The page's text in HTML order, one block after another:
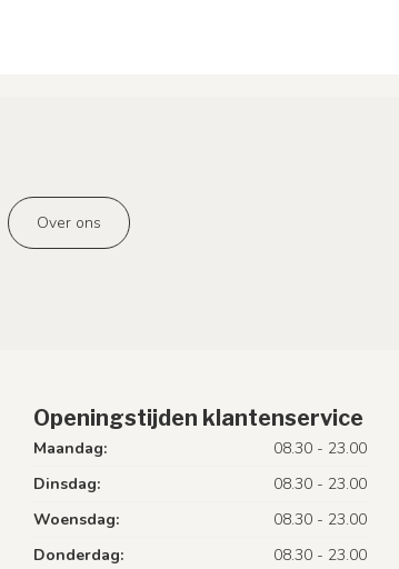
Over ons
Openingstijden klantenservice
Maandag:
08.30 - 23.00
Dinsdag:
08.30 - 23.00
Woensdag:
08.30 - 23.00
Donderdag:
08.30 - 23.00